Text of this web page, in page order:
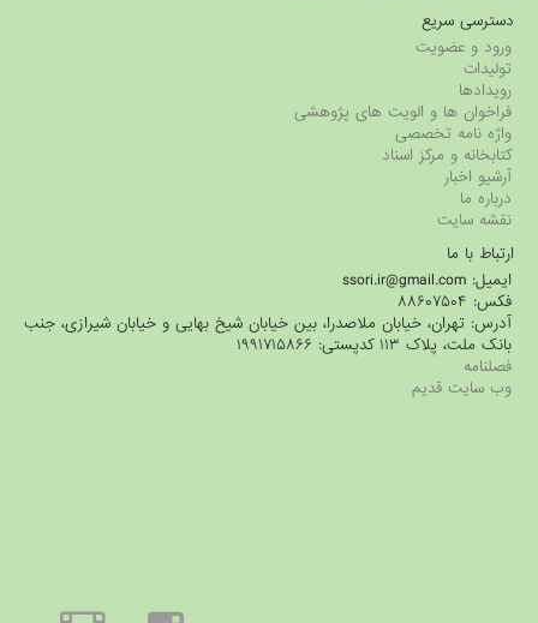
دسترسی سریع
ورود و عضویت
تولیدات
رویدادها
فراخوان ها و الویت های پژوهشی
واژه نامه تخصصی
کتابخانه و مرکز اسناد
آرشیو اخبار
درباره ما
نقشه سایت
ارتباط با ما
ایمیل: ssori.ir@gmail.com
فکس: ۸۸۶۰۷۵۰۴
آدرس: تهران، خیابان ملاصدرا، بین خیابان شیخ بهایی و خیابان شیرازی، جنب
بانک ملت، پلاک ۱۱۳ کدپستی: ۱۹۹۱۷۱۵۸۶۶
فصلنامه
وب سایت قدیم